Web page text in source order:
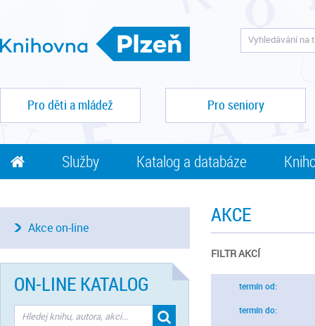
Pro děti a mládež Pro seniory
Služby Katalog a databáze
AKCE
FILTR AKCÍ
termín od:
termín do:
Akce on-line
ON-LINE KATALOG